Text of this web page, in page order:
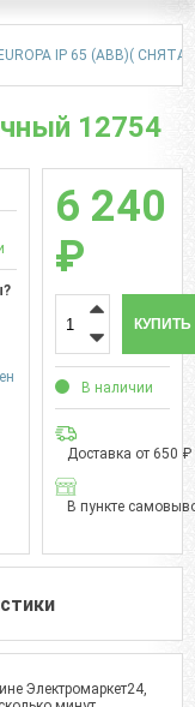
EUROPA IP 65 (ABB)(
12754
6 240
₽
КУПИТЬ
В наличии
Доставка от 650 ₽
В пункте
Электромаркет24,